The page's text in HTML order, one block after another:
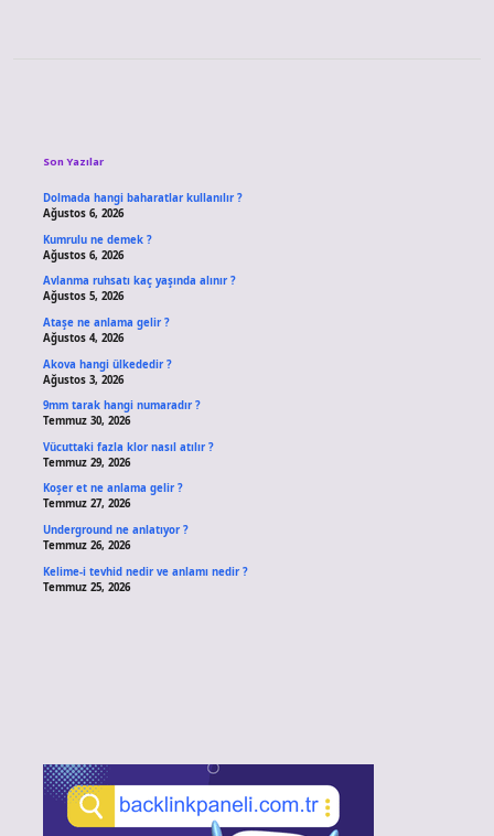
Son Yazılar
Dolmada hangi baharatlar kullanılır ?
Ağustos 6, 2026
Kumrulu ne demek ?
Ağustos 6, 2026
Avlanma ruhsatı kaç yaşında alınır ?
Ağustos 5, 2026
Ataşe ne anlama gelir ?
Ağustos 4, 2026
Akova hangi ülkededir ?
Ağustos 3, 2026
9mm tarak hangi numaradır ?
Temmuz 30, 2026
Vücuttaki fazla klor nasıl atılır ?
Temmuz 29, 2026
Koşer et ne anlama gelir ?
Temmuz 27, 2026
Underground ne anlatıyor ?
Temmuz 26, 2026
Kelime-i tevhid nedir ve anlamı nedir ?
Temmuz 25, 2026